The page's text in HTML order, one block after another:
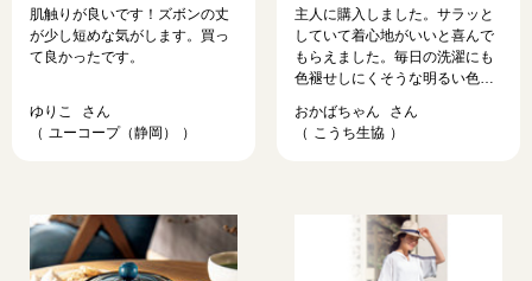
肌触りが良いです！ズボンの丈
が少し短めな気がします。買っ
て良かったです。
ゆりこ
ユーコープ（静岡）
主人に購入しました。サラッと
していて着心地がいいと喜んで
もらえました。毎日の洗濯にも
色褪せしにくそうな明るい色目
おかばちゃん
こうち生協